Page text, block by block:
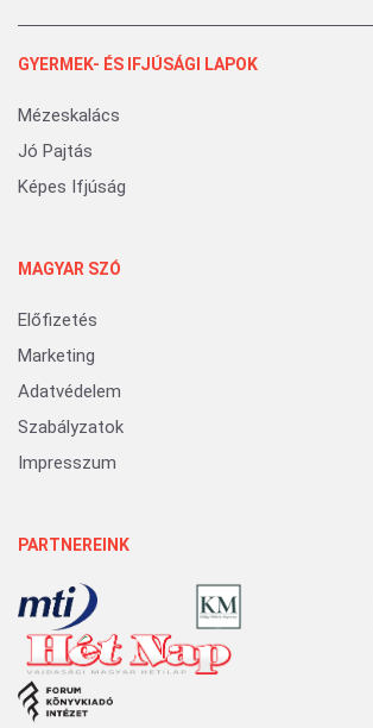
GYERMEK- ÉS IFJÚSÁGI LAPOK
Mézeskalács
Jó Pajtás
Képes Ifjúság
MAGYAR SZÓ
Előfizetés
Marketing
Adatvédelem
Szabályzatok
Impresszum
PARTNEREINK